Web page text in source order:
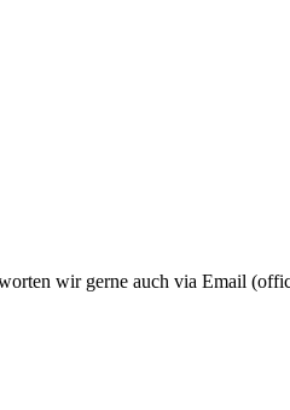
wir gerne auch via Email